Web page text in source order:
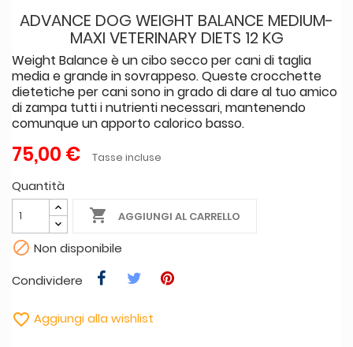
ADVANCE DOG WEIGHT BALANCE MEDIUM-
MAXI VETERINARY DIETS 12 KG
Weight Balance è un cibo secco per cani di taglia
media e grande in sovrappeso. Queste crocchette
dietetiche per cani sono in grado di dare al tuo amico
di zampa tutti i nutrienti necessari, mantenendo
comunque un apporto calorico basso.
75,00 € Tasse incluse
Quantità
 AGGIUNGI AL CARRELLO
 Non disponibile
Condividere
 Aggiungi alla wishlist